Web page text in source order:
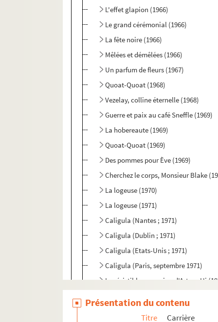
L'effet glapion (1966)
Le grand cérémonial (1966)
La fête noire (1966)
Mêlées et démêlées (1966)
Un parfum de fleurs (1967)
Quoat-Quoat (1968)
Vezelay, colline éternelle (1968)
Guerre et paix au café Sneffle (1969)
La hobereaute (1969)
Quoat-Quoat (1969)
Des pommes pour Ève (1969)
Cherchez le corps, Monsieur Blake
La logeuse (1970)
La logeuse (1971)
Caligula (Nantes ; 1971)
Caligula (Dublin ; 1971)
Caligula (Etats-Unis ; 1971)
Caligula (Paris, septembre 1971)
La résistible ascension d'Arturo Ui
Présentation du contenu
Titre Carrière